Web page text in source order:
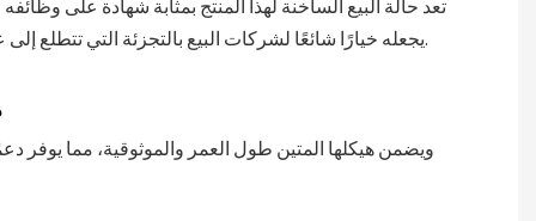
تعد حالة البيع الساخنة لهذا المنتج بمثابة شهادة على وظائفه
يجعله خيارًا شائعًا لشركات البيع بالتجزئة التي تتطلع إلى عرض بضائعها.
ويضمن هيكلها المتين طول العمر والموثوقية، مما يوفر